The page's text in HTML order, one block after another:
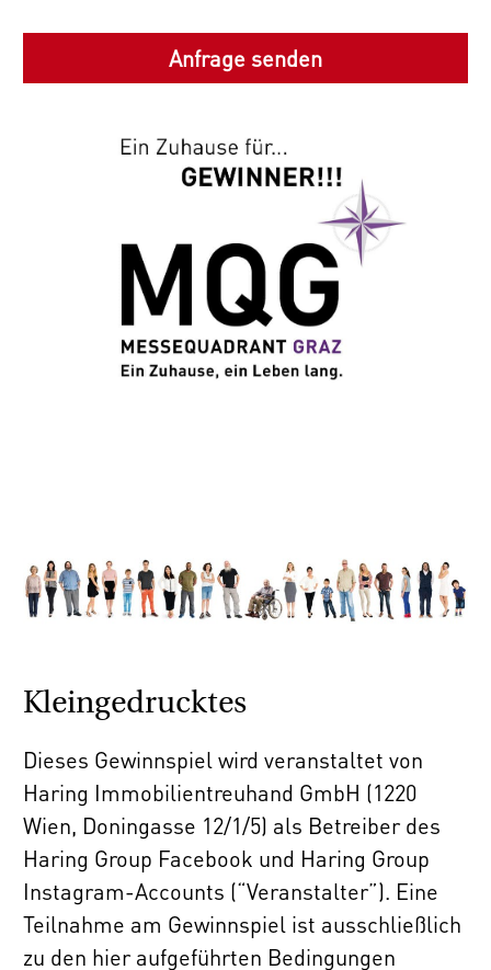
Kleingedrucktes
Dieses Gewinnspiel wird veranstaltet von
Haring Immobilientreuhand GmbH (1220
Wien, Doningasse 12/1/5) als Betreiber des
Haring Group Facebook und Haring Group
Instagram-Accounts (“Veranstalter”). Eine
Teilnahme am Gewinnspiel ist ausschließlich
zu den hier aufgeführten Bedingungen